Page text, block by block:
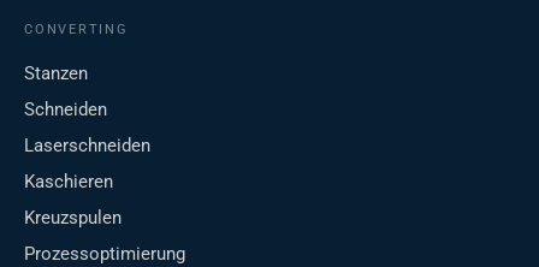
CONVERTING
Stanzen
Schneiden
Laserschneiden
Kaschieren
Kreuzspulen
Prozessoptimierung